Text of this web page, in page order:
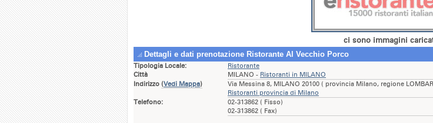
ci sono immagini
Dettagli e dati prenotazione Ristorante Al Vecchio Porco
Tipologia Locale:
Ristorante
Città
MILANO - Ristoranti in MILANO
Indirizzo (Vedi Mappa)
Via Messina 8, MILANO 20100 ( provincia Milano, regione
Ristoranti provincia di Milano
Telefono:
02-313862 ( Fisso)
02-313862 ( Fax)